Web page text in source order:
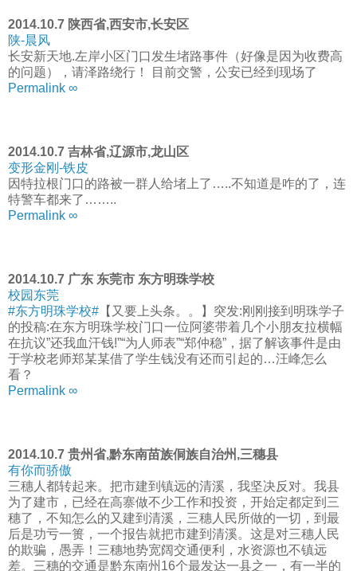
2014.10.7 陕西省,西安市,长安区
陕-晨风
长安新天地.左岸小区门口发生堵路事件（好像是因为收费高
的问题），请泽路绕行！ 目前交警，公安已经到现场了
Permalink ∞
2014.10.7 吉林省,辽源市,龙山区
变形金刚-铁皮
因特拉根门口的路被一群人给堵上了…..不知道是咋的了，连
特警车都来了……..
Permalink ∞
2014.10.7 广东 东莞市 东方明珠学校
校园东莞
#东方明珠学校# 【又要上头条。。】突发:刚刚接到明珠学子
的投稿:在东方明珠学校门口一位阿婆带着几个小朋友拉横幅
在抗议”还我血汗钱!”“为人师表”“郑仲稳”，据了解该事件是由
于学校老师郑某某借了学生钱没有还而引起的…汪峰怎么
看？
Permalink ∞
2014.10.7 贵州省,黔东南苗族侗族自治州,三穗县
有你而骄傲
三穗人都转起来。把市建到镇远的清溪，我坚决反对。我县
为了建市，已经在高寨做不少工作和投资，开始定都定到三
穗了，不知怎么的又建到清溪，三穗人民所做的一切，到最
后是功亏一篑，一个报告就把市建到清溪。这是对三穗人民
的欺骗，愚弄！三穗地势宽阔交通便利，水资源也不镇远
差。三穗的交通是黔东南州16个最发达一县之一，有一半的